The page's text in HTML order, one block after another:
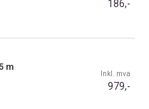
186,-
m
Inkl. mva
979,-